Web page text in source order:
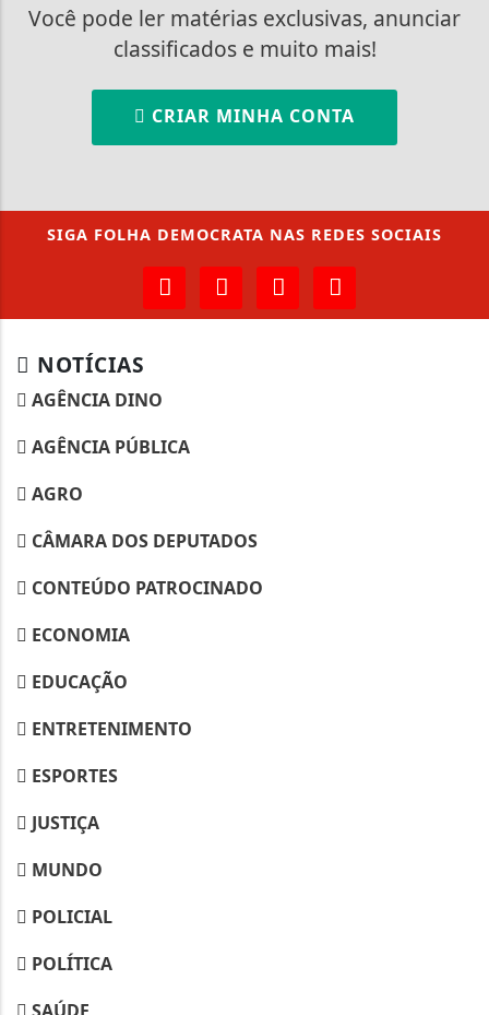
Você pode ler matérias exclusivas, anunciar
classificados e muito mais!
CRIAR MINHA CONTA
SIGA FOLHA DEMOCRATA NAS REDES SOCIAIS
NOTÍCIAS
AGÊNCIA DINO
AGÊNCIA PÚBLICA
AGRO
CÂMARA DOS DEPUTADOS
CONTEÚDO PATROCINADO
ECONOMIA
EDUCAÇÃO
ENTRETENIMENTO
ESPORTES
JUSTIÇA
MUNDO
POLICIAL
POLÍTICA